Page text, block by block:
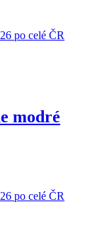
po celé ČR
modré
po celé ČR